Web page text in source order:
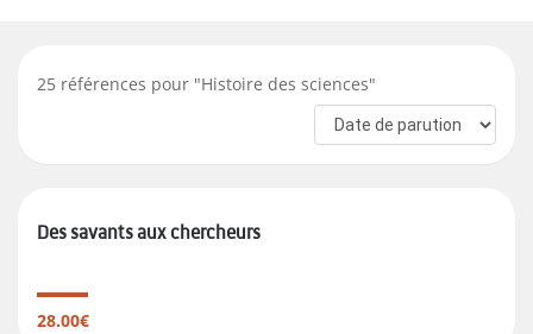
25 références pour "Histoire des sciences"
Des savants aux chercheurs
28.00€